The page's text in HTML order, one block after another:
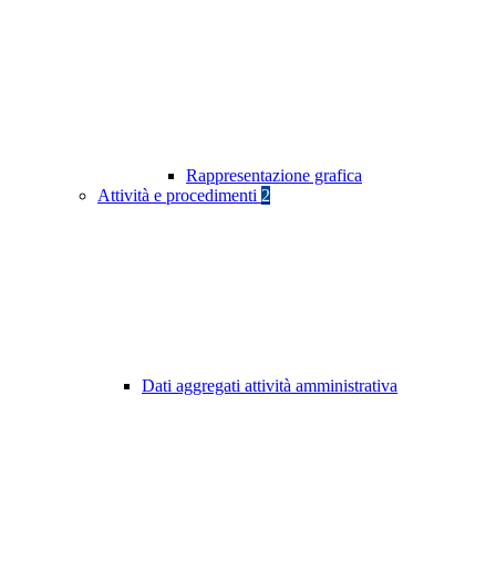
Rappresentazione grafica
Attività e procedimenti 2
Dati aggregati attività amministrativa